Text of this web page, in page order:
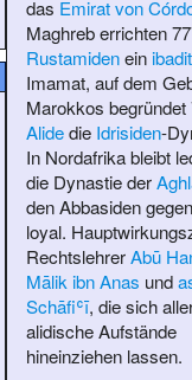
das Emirat von
Maghreb errichten
Rustamidenein
Imamat, auf dem
Marokkos begründet
Alidedie Idrisiden-
In Nordafrika bleibt
die Dynastie der
den Abbasiden
loyal.
RechtslehrerAbū
Mālik ibn Anas und
Schāfiʿī, die sich
alidische Aufstände
hineinziehen lassen.